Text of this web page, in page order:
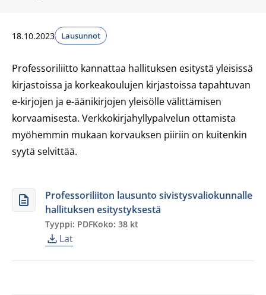
18.10.2023 Lausunnot
Professoriliitto kannattaa hallituksen esitystä yleisissä
kirjastoissa ja korkeakoulujen kirjastoissa tapahtuvan
e-kirjojen ja e-äänikirjojen yleisölle välittämisen
korvaamisesta. Verkkokirjahyllypalvelun ottamista
myöhemmin mukaan korvauksen piiriin on kuitenkin
syytä selvittää.
Professoriliiton lausunto sivistysvaliokunnalle
hallituksen esitystyksestä
Tyyppi: PDFKoko: 38 kt
Lat